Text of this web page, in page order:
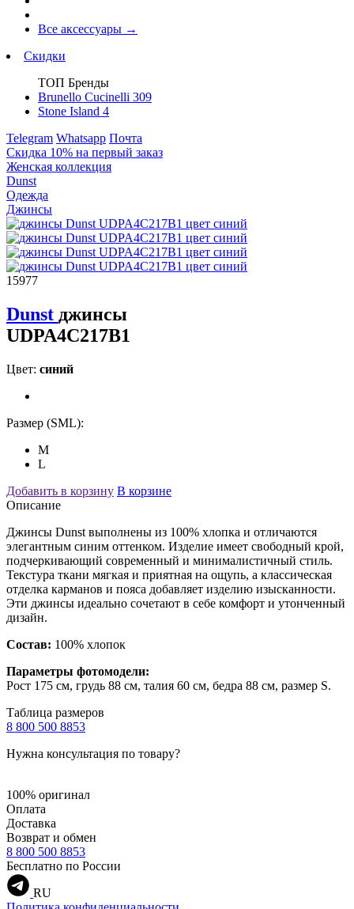
Все аксессуары →
Скидки
ТОП Бренды
Brunello Cucinelli 309
Stone Island 4
Telegram Whatsapp Почта
Скидка 10% на первый заказ
Женская коллекция
Dunst
Одежда
Джинсы
15977
Dunst джинсы
UDPA4C217B1
Цвет: синий
Размер (SML):
M
L
Добавить в корзину В корзине
Описание
Джинсы Dunst выполнены из 100% хлопка и отличаются
элегантным синим оттенком. Изделие имеет свободный крой,
подчеркивающий современный и минималистичный стиль.
Текстура ткани мягкая и приятная на ощупь, а классическая
отделка карманов и пояса добавляет изделию изысканности.
Эти джинсы идеально сочетают в себе комфорт и утонченный
дизайн.
Состав: 100% хлопок
Параметры фотомодели:
Рост 175 см, грудь 88 см, талия 60 см, бедра 88 см, размер S.
Таблица размеров
8 800 500 8853
Нужна консультация по товару?
100% оригинал
Оплата
Доставка
Возврат и обмен
8 800 500 8853
Бесплатно по России
RU